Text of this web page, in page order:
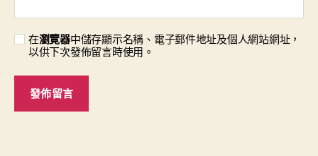
在瀏覽器中儲存顯示名稱、電子郵件地址及個人網站網址，
以供下次發佈留言時使用。